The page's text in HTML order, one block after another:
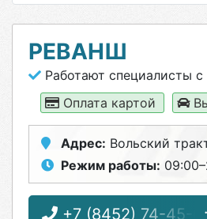
РЕВАНШ
Работают специалисты
Оплата картой
Адрес: Вольский
Режим работы:
+7 (8452) 74-45-